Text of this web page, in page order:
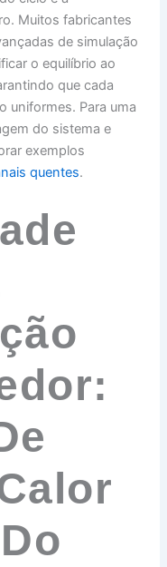
Muitos fabricantes
de simulação
o equilíbrio ao
que cada
uniformes. Para uma
do sistema e
exemplos
quentes.